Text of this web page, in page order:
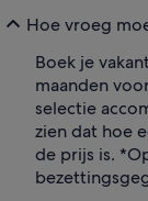
Hoe vroeg
Boek je
maanden
selectie
zien dat hoe
de prijs is.